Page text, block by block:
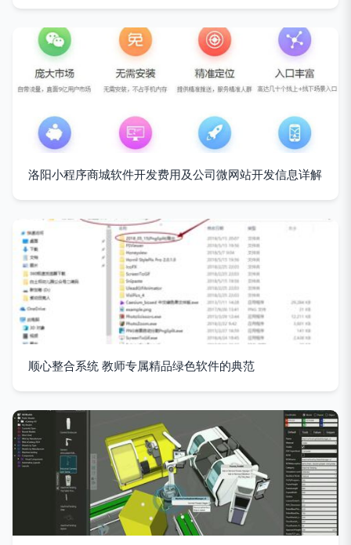
洛阳小程序商城软件开发费用及公司微网站开发信息详解
顺心整合系统 教师专属精品绿色软件的典范